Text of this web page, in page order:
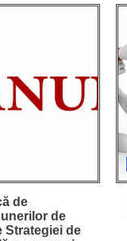
de
de
Strategiei de